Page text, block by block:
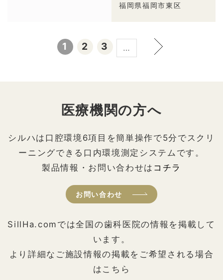
福岡県福岡市東区
1 2 3 …
医療機関の方へ
シルハは口腔環境6項目を簡単操作で5分でスクリ
ーニングできる口内環境測定システムです。
製品情報・お問い合わせは コチラ
お問い合わせ
SillHa.comでは全国の歯科医院の情報を掲載して
います。
より詳細なご施設情報の掲載をご希望される場合
はこちら